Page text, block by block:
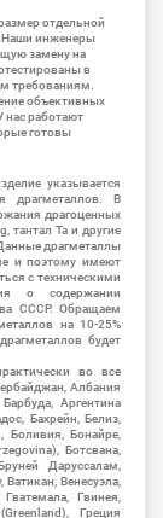
отдельной
Наши инженеры
замену на
в
требованиям.
объективных
нас работают
готовы
указывается
драгметаллов. В
драгоценных
тантал Ta и другие
драгметаллы
и поэтому имеют
с техническими
о содержании
СССР. Обращаем
на 10-25%
будет
во все
Албания
Аргентина
Бахрейн, Белиз,
Боливия, Бонайре,
Ботсвана,
Даруссалам,
Венесуэла,
Гвинея,
Греция